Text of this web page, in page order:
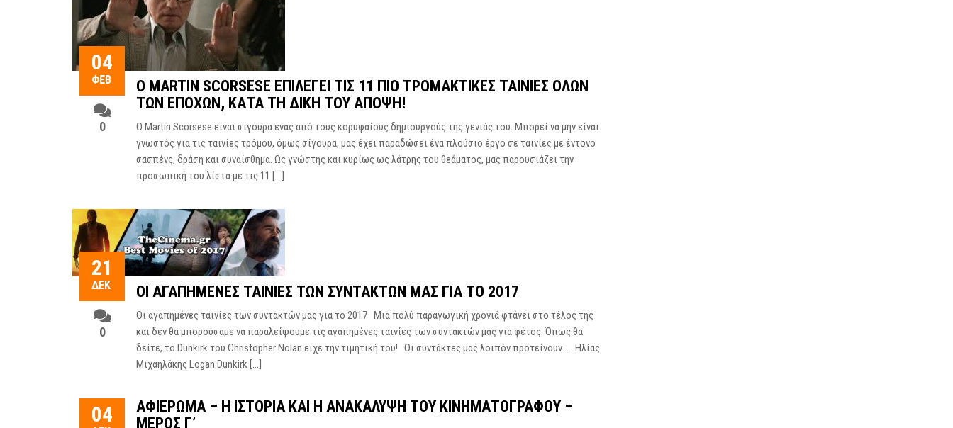
04
ΦΕΒ
0
Ο MARTIN SCORSESE ΕΠΙΛΈΓΕΙ ΤΙΣ 11 ΠΙΟ ΤΡΟΜΑΚΤΙΚΈΣ ΤΑΙΝΊΕΣ ΌΛΩΝ
ΤΩΝ ΕΠΟΧΏΝ, ΚΑΤΆ ΤΗ ΔΙΚΉ ΤΟΥ ΆΠΟΨΗ!
Ο Martin Scorsese είναι σίγουρα ένας από τους κορυφαίους δημιουργούς της γενιάς του. Μπορεί να μην είναι
γνωστός για τις ταινίες τρόμου, όμως σίγουρα, μας έχει παραδώσει ένα πλούσιο έργο σε ταινίες με έντονο
σασπένς, δράση και συναίσθημα. Ως γνώστης και κυρίως ως λάτρης του θεάματος, μας παρουσιάζει την
προσωπική του λίστα με τις 11 […]
21
ΔΕΚ
0
ΟΙ ΑΓΑΠΗΜΕΝΕΣ ΤΑΙΝΙΕΣ ΤΩΝ ΣΥΝΤΑΚΤΩΝ ΜΑΣ ΓΙΑ ΤΟ 2017
Οι αγαπημένες ταινίες των συντακτών μας για το 2017 Μια πολύ παραγωγική χρονιά φτάνει στο τέλος της
και δεν θα μπορούσαμε να παραλείψουμε τις αγαπημένες ταινίες των συντακτών μας για φέτος. Όπως θα
δείτε, το Dunkirk του Christopher Nolan είχε την τιμητική του! Οι συντάκτες μας λοιπόν προτείνουν… Ηλίας
Μιχαηλάκης Logan Dunkirk […]
04
ΑΦΙΈΡΩΜΑ – Η ΙΣΤΟΡΊΑ ΚΑΙ Η ΑΝΑΚΆΛΥΨΗ ΤΟΥ ΚΙΝΗΜΑΤΟΓΡΆΦΟΥ –
ΜΈΡΟΣ Γ’